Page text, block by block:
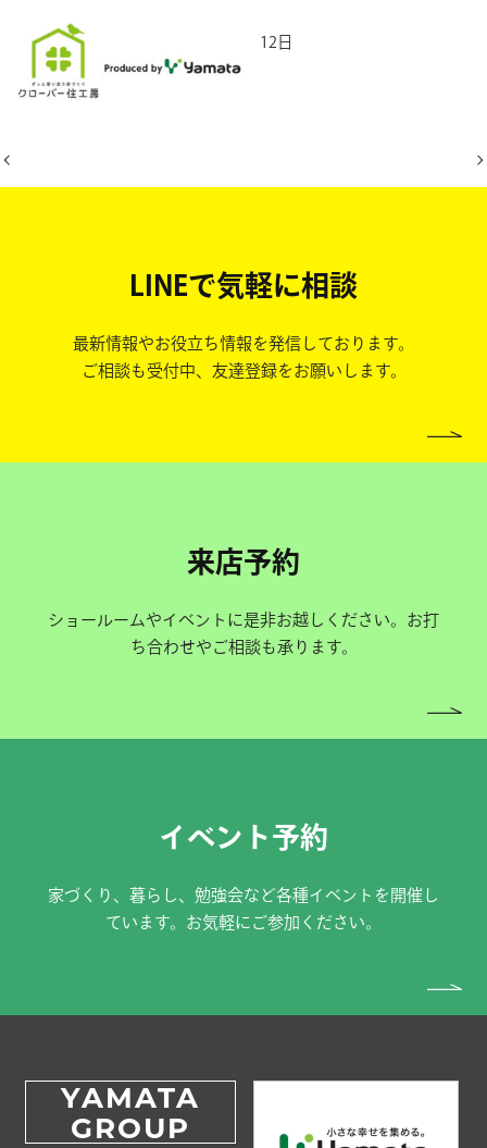
2026年6月12日
LINEで気軽に相談
最新情報やお役立ち情報を発信しております。
ご相談も受付中、友達登録をお願いします。
来店予約
ショールームやイベントに是非お越しください。お打
ち合わせやご相談も承ります。
イベント予約
家づくり、暮らし、勉強会など各種イベントを開催し
ています。お気軽にご参加ください。
YAMATA
GROUP